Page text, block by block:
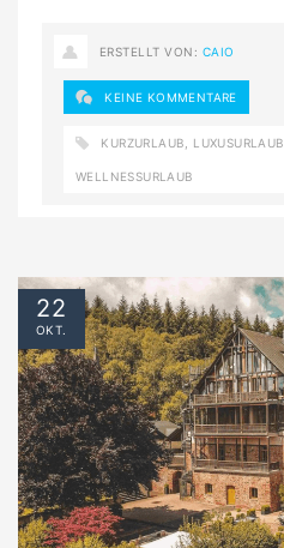
ERSTELLT VON: CAIO
KEINE KOMMENTARE
KURZURLAUB LUXUSURLAUB
WELLNESSURLAUB
22
OKT.